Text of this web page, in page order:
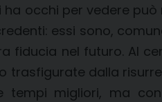
occhi per vedere
essi sono,
nel futuro. Al
trasfigurate dalla
migliori, ma